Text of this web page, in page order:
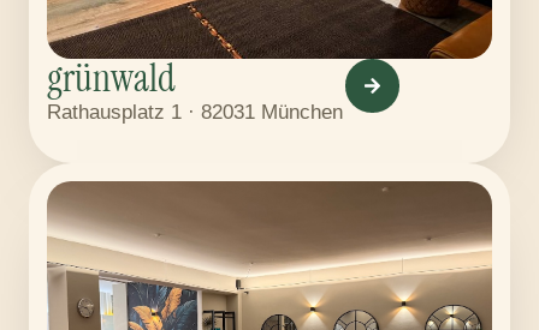
grünwald
Rathausplatz 1 · 82031 München